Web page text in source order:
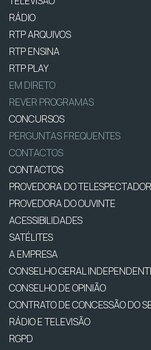
RÁDIO
RTP ARQUIVOS
RTP ENSINA
RTP PLAY
EM DIRETO
REVER PROGRAMAS
CONCURSOS
PERGUNTAS FREQUENTES
CONTACTOS
CONTACTOS
PROVEDORA DO TELESPECTADOR
PROVEDORA DO OUVINTE
ACESSIBILIDADES
SATÉLITES
A EMPRESA
CONSELHO GERAL
CONSELHO DE OPINIÃO
CONTRATO DE CONCESSÃO DO
RÁDIO E TELEVISÃO
RGPD